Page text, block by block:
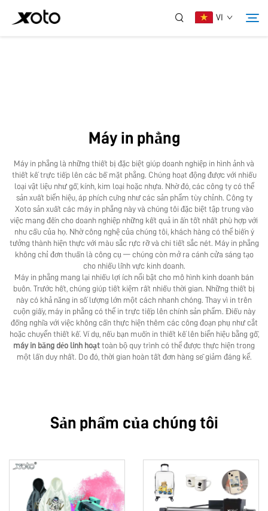
VI
Dịch Vụ
Ứng Dụng
Liên Hệ Chúng Tôi
Máy in phẳng
Máy in phẳng là những thiết bị đặc biệt giúp doanh nghiệp in hình ảnh và
thiết kế trực tiếp lên các bề mặt phẳng. Chúng hoạt động được với nhiều
loại vật liệu như gỗ, kính, kim loại hoặc nhựa. Nhờ đó, các công ty có thể
sản xuất biển hiệu, áp phích cũng như các sản phẩm tùy chỉnh. Công ty
Xoto sản xuất các máy in phẳng này và chúng tôi đặc biệt tập trung vào
việc mang đến cho doanh nghiệp những kết quả in ấn tốt nhất phù hợp với
nhu cầu của họ. Nhờ công nghệ của chúng tôi, khách hàng có thể biến ý
tưởng thành hiện thực với màu sắc rực rỡ và chi tiết sắc nét. Máy in phẳng
không chỉ đơn thuần là công cụ — chúng còn mở ra cánh cửa sáng tạo
cho nhiều lĩnh vực kinh doanh.
Máy in phẳng mang lại nhiều lợi ích nổi bật cho mô hình kinh doanh bán
buôn. Trước hết, chúng giúp tiết kiệm rất nhiều thời gian. Những thiết bị
này có khả năng in số lượng lớn một cách nhanh chóng. Thay vì in trên
cuộn giấy, máy in phẳng có thể in trực tiếp lên chính sản phẩm. Điều này
đồng nghĩa với việc không cần thực hiện thêm các công đoạn phụ như cắt
hoặc chuyển thiết kế. Ví dụ, nếu bạn muốn in thiết kế lên biển hiệu bằng gỗ,
máy in băng dẻo linh hoạt toàn bộ quy trình có thể được thực hiện trong
một lần duy nhất. Do đó, thời gian hoàn tất đơn hàng sẽ giảm đáng kể.
Sản phẩm của chúng tôi